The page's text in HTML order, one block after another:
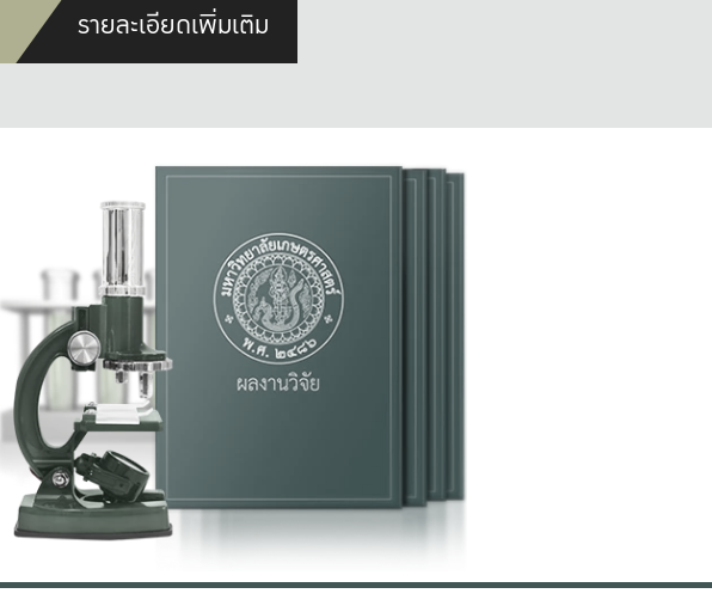
รายละเอียดเพิ่มเติม